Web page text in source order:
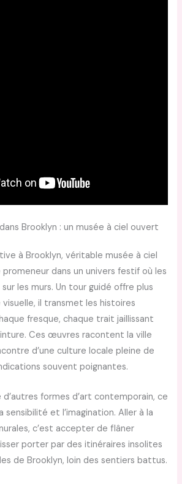
Brooklyn : un musée à ciel ouvert
à Brooklyn, véritable musée à ciel
dans un univers festif où les
les murs. Un tour guidé offre plus
visuelle, il transmet les histoires
fresque, chaque trait jaillissant
Ces œuvres racontent la ville
d’une culture locale pleine de
souvent poignantes.
formes d’art contemporain, ce
et l’imagination. Aller à la
c’est accepter de flâner
porter par des itinéraires insolites
de Brooklyn, loin des sentiers battus.